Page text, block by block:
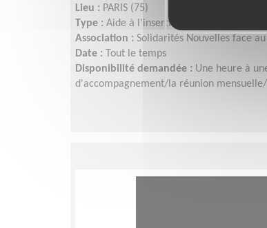
Lieu : PARIS (75)
Type : Aide à l'insertion, Parrainages
Association : Solidarités Nouvelles face
Date :
Tout le temps
Disponibilité demandée : Une heure à
d'accompagnement/la réunion